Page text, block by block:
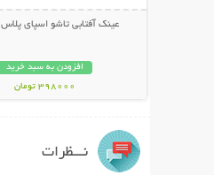
عینک آفتابی تاشو اسپای پلاس SPY+
افزودن به سبد خرید
398000 تومان
نـــظرات